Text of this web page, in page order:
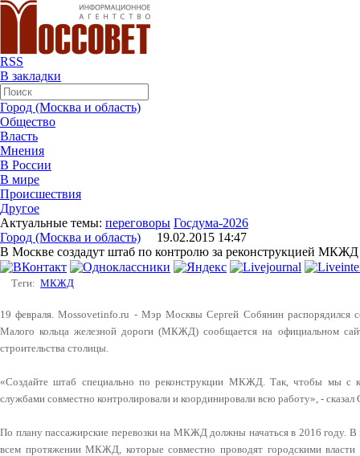
RSS
В закладки
Город (Москва и область)
Общество
Власть
Мнения
В России
В мире
Происшествия
Другое
Актуальные темы: переговоры Госдума-2026
Город (Москва и область) 19.02.2015 14:47
В Москве создадут штаб по контролю за реконструкцией МКЖД
Теги: МКЖД
19 февраля. Mossovetinfo.ru - Мэр Москвы Сергей Собянин распорядился
Малого кольца железной дороги (МКЖД) сообщается на официальном
строительства столицы.
«Создайте штаб специально по реконструкции МКЖД. Так, чтобы мы с
службами совместно контролировали и координировали всю работу», -
По плану пассажирские перевозки на МКЖД должны начаться в 2016 году. В
всем протяжении МКЖД, которые совместно проводят городскими